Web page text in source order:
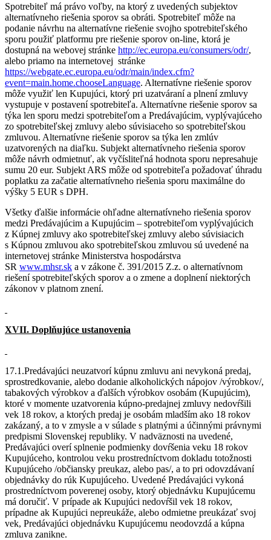
Spotrebiteľ má právo voľby, na ktorý z uvedených subjektov
alternatívneho riešenia sporov sa obráti. Spotrebiteľ môže na
podanie návrhu na alternatívne riešenie svojho spotrebiteľského
sporu použiť platformu pre riešenie sporov on-line, ktorá je
dostupná na webovej stránke http://ec.europa.eu/consumers/odr/,
alebo priamo na internetovej stránke
https://webgate.ec.europa.eu/odr/main/index.cfm?
event=main.home.chooseLanguage. Alternatívne riešenie sporov
môže využiť len Kupujúci, ktorý pri uzatváraní a plnení zmluvy
vystupuje v postavení spotrebiteľa. Alternatívne riešenie sporov sa
týka len sporu medzi spotrebiteľom a Predávajúcim, vyplývajúceho
zo spotrebiteľskej zmluvy alebo súvisiaceho so spotrebiteľskou
zmluvou. Alternatívne riešenie sporov sa týka len zmlúv
uzatvorených na diaľku. Subjekt alternatívneho riešenia sporov
môže návrh odmietnuť, ak vyčísliteľná hodnota sporu nepresahuje
sumu 20 eur. Subjekt ARS môže od spotrebiteľa požadovať úhradu
poplatku za začatie alternatívneho riešenia sporu maximálne do
výšky 5 EUR s DPH.
Všetky ďalšie informácie ohľadne alternatívneho riešenia sporov
medzi Predávajúcim a Kupujúcim – spotrebiteľom vyplývajúcich
z Kúpnej zmluvy ako spotrebiteľskej zmluvy alebo súvisiacich
s Kúpnou zmluvou ako spotrebiteľskou zmluvou sú uvedené na
internetovej stránke Ministerstva hospodárstva
SR www.mhsr.sk a v zákone č. 391/2015 Z.z. o alternatívnom
riešení spotrebiteľských sporov a o zmene a doplnení niektorých
zákonov v platnom znení.
XVII. Doplňujúce ustanovenia
17.1.Predávajúci neuzatvorí kúpnu zmluvu ani nevykoná predaj,
sprostredkovanie, alebo dodanie alkoholických nápojov /výrobkov/,
tabakových výrobkov a ďalších výrobkov osobám (Kupujúcim),
ktoré v momente uzatvorenia kúpno-predajnej zmluvy nedovŕšili
vek 18 rokov, a ktorých predaj je osobám mladším ako 18 rokov
zakázaný, a to v zmysle a v súlade s platnými a účinnými právnymi
predpismi Slovenskej republiky. V nadväznosti na uvedené,
Predávajúci overí splnenie podmienky dovŕšenia veku 18 rokov
Kupujúceho, kontrolou veku prostredníctvom dokladu totožnosti
Kupujúceho /občiansky preukaz, alebo pas/, a to pri odovzdávaní
objednávky do rúk Kupujúceho. Uvedené Predávajúci vykoná
prostredníctvom poverenej osoby, ktorý objednávku Kupujúcemu
má doručiť. V prípade ak Kupujúci nedovŕšil vek 18 rokov,
prípadne ak Kupujúci nepreukáže, alebo odmietne preukázať svoj
vek, Predávajúci objednávku Kupujúcemu neodovzdá a kúpna
zmluva zanikne.